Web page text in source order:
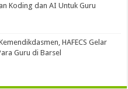
Koding dan AI Untuk Guru
HAFECS Gelar
Guru di Barsel